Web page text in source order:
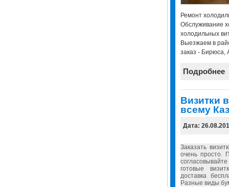
Ремонт
Обслуживание
холодильных
Выезжаем в
заказ - Бирюса,
Подробнее
Визитки
всему
Дата:
Заказать
очень просто.
готовые
доставка
Разные виды